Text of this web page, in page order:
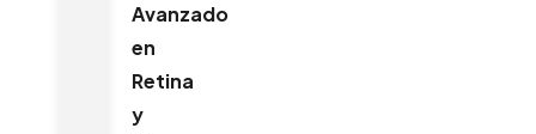
Avanzado
en
Retina
y